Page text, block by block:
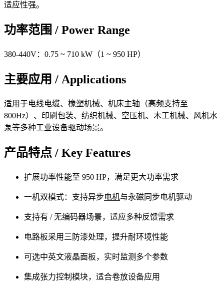
适应性强。
功率范围 / Power Range
380-440V：0.75 ~ 710 kW（1 ~ 950 HP）
主要应用 / Applications
适用于电线电缆、橡塑机械、机床主轴（高频支持至
800Hz）、印刷包装、纺织机械、空压机、木工机械、风机水
泵等多种工业设备驱动场景。
产品特点 / Key Features
扩展功率性能至 950 HP，满足更大功率需求
一机双模式：支持异步电机与永磁同步电机驱动
支持有 / 无编码器场景，适应多种反馈需求
电路板采用三防漆处理，提升耐环境性能
可选中英文液晶面板，实时监测多个参数
集成张力控制模块，适合卷放设备应用